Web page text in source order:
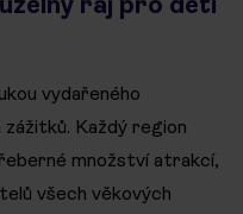
vydařeného
Každý region
množství atrakcí,
všech věkových